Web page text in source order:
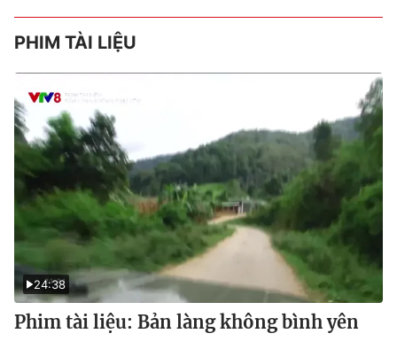
PHIM TÀI LIỆU
24:38
Phim tài liệu: Bản làng không bình yên